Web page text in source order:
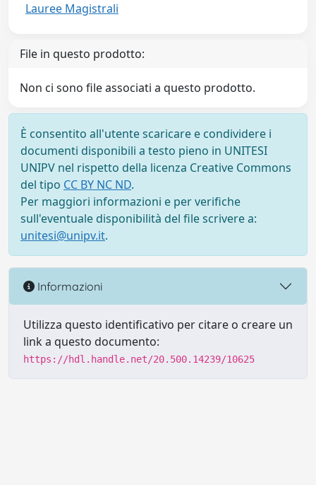
Lauree Magistrali
File in questo prodotto:
Non ci sono file associati a questo prodotto.
È consentito all'utente scaricare e condividere i
documenti disponibili a testo pieno in UNITESI
UNIPV nel rispetto della licenza Creative Commons
del tipo CC BY NC ND.
Per maggiori informazioni e per verifiche
sull'eventuale disponibilità del file scrivere a:
unitesi@unipv.it.
Informazioni
Utilizza questo identificativo per citare o creare un
link a questo documento:
https://hdl.handle.net/20.500.14239/10625